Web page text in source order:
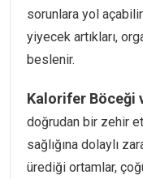
sorunlara yol
yiyecek artıkları,
beslenir.
Kalorifer Böceği
doğrudan bir zehir
sağlığına dolaylı
ürediği ortamlar,